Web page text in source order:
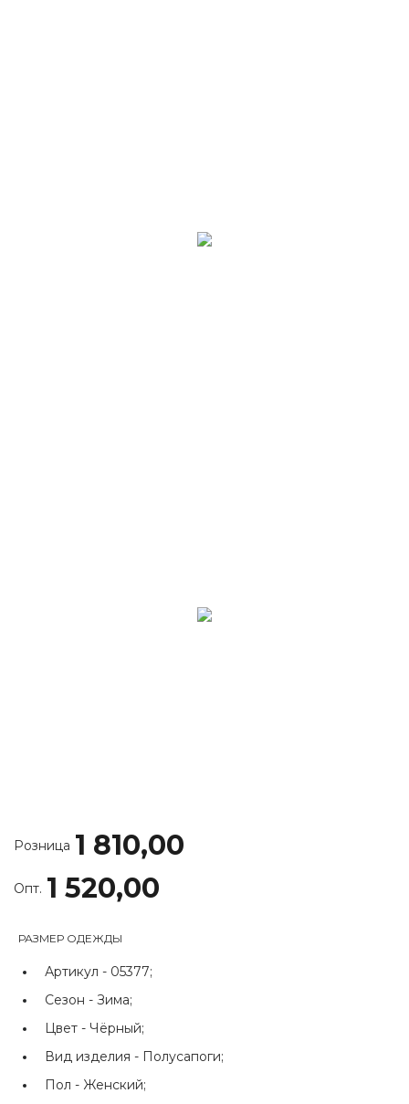
Розница 1 810,00
Опт. 1 520,00
РАЗМЕР ОДЕЖДЫ
Артикул - 05377;
Сезон - Зима;
Цвет - Чёрный;
Вид изделия - Полусапоги;
Пол - Женский;